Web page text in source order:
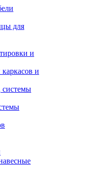
для
и
и
системы